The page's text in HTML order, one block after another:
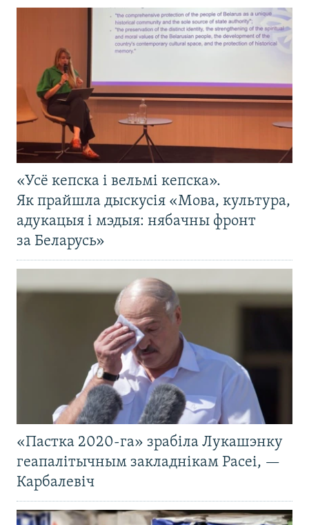
«Усё кепска і вельмі кепска».
Як прайшла дыскусія «Мова, культура,
адукацыя і мэдыя: нябачны фронт
за Беларусь»
«Пастка 2020-га» зрабіла Лукашэнку
геапалітычным закладнікам Расеі, —
Карбалевіч